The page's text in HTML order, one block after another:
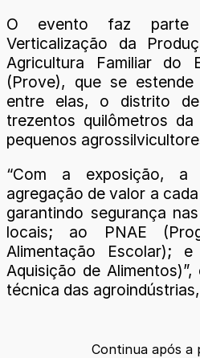
O evento faz parte
Verticalização da
Agricultura Familiar do
(Prove), que se
entre elas, o distrito
trezentos quilômetros
pequenos
“Com a exposição, a
agregação de valor a
garantindo segurança
locais; ao PNAE
Alimentação Escolar);
Aquisição de
técnica das
Continua após a